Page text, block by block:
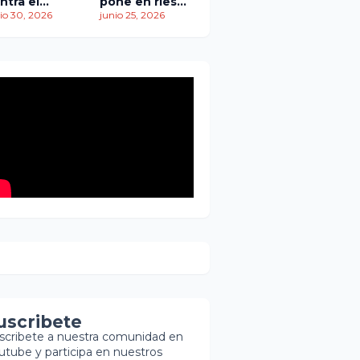
más
30, 2026
traslado de
junio 25, 2026
a nuestra comunidad en
y participa en nuestros